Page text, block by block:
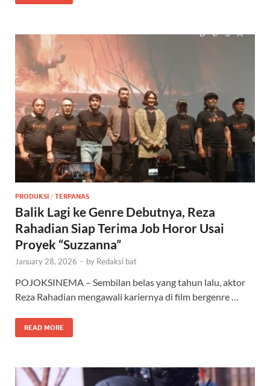
PRODUKSI / TERPANAS
Balik Lagi ke Genre Debutnya, Reza
Rahadian Siap Terima Job Horor Usai
Proyek “Suzzanna”
January 28, 2026 - by Redaksi bat
POJOKSINEMA – Sembilan belas yang tahun lalu, aktor
Reza Rahadian mengawali kariernya di film bergenre …
READ MORE